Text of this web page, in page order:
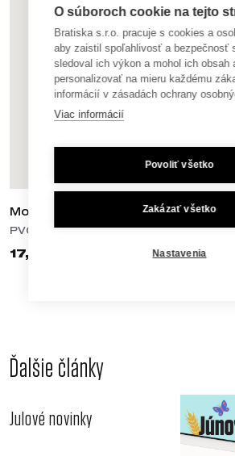
Most SNP / UFO A2
PVC plagáty
17,90 €
Ďalšie články
Julové novinky
O súboroch cookie na tejto
Bratiska s.r.o. pracuje s cookies a
aby zaistil spoľahlivosť a bezpečnosť
sledoval ich výkon a mohol ich obsah
personalizovať na mieru každému
informácií v zásadách ochrany
Viac informácií
Povoliť všetko
Zakázať všetko
Nastavenia